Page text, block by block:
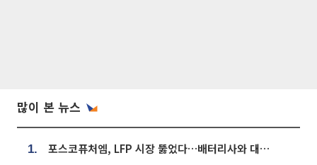
많이 본 뉴스
1. 포스코퓨처엠, LFP 시장 뚫었다…배터리사와 대규모 장기 공급 합의